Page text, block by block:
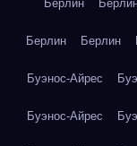
Берлин
Берлин Берлин
Буэнос-Айрес
Буэнос-Айрес